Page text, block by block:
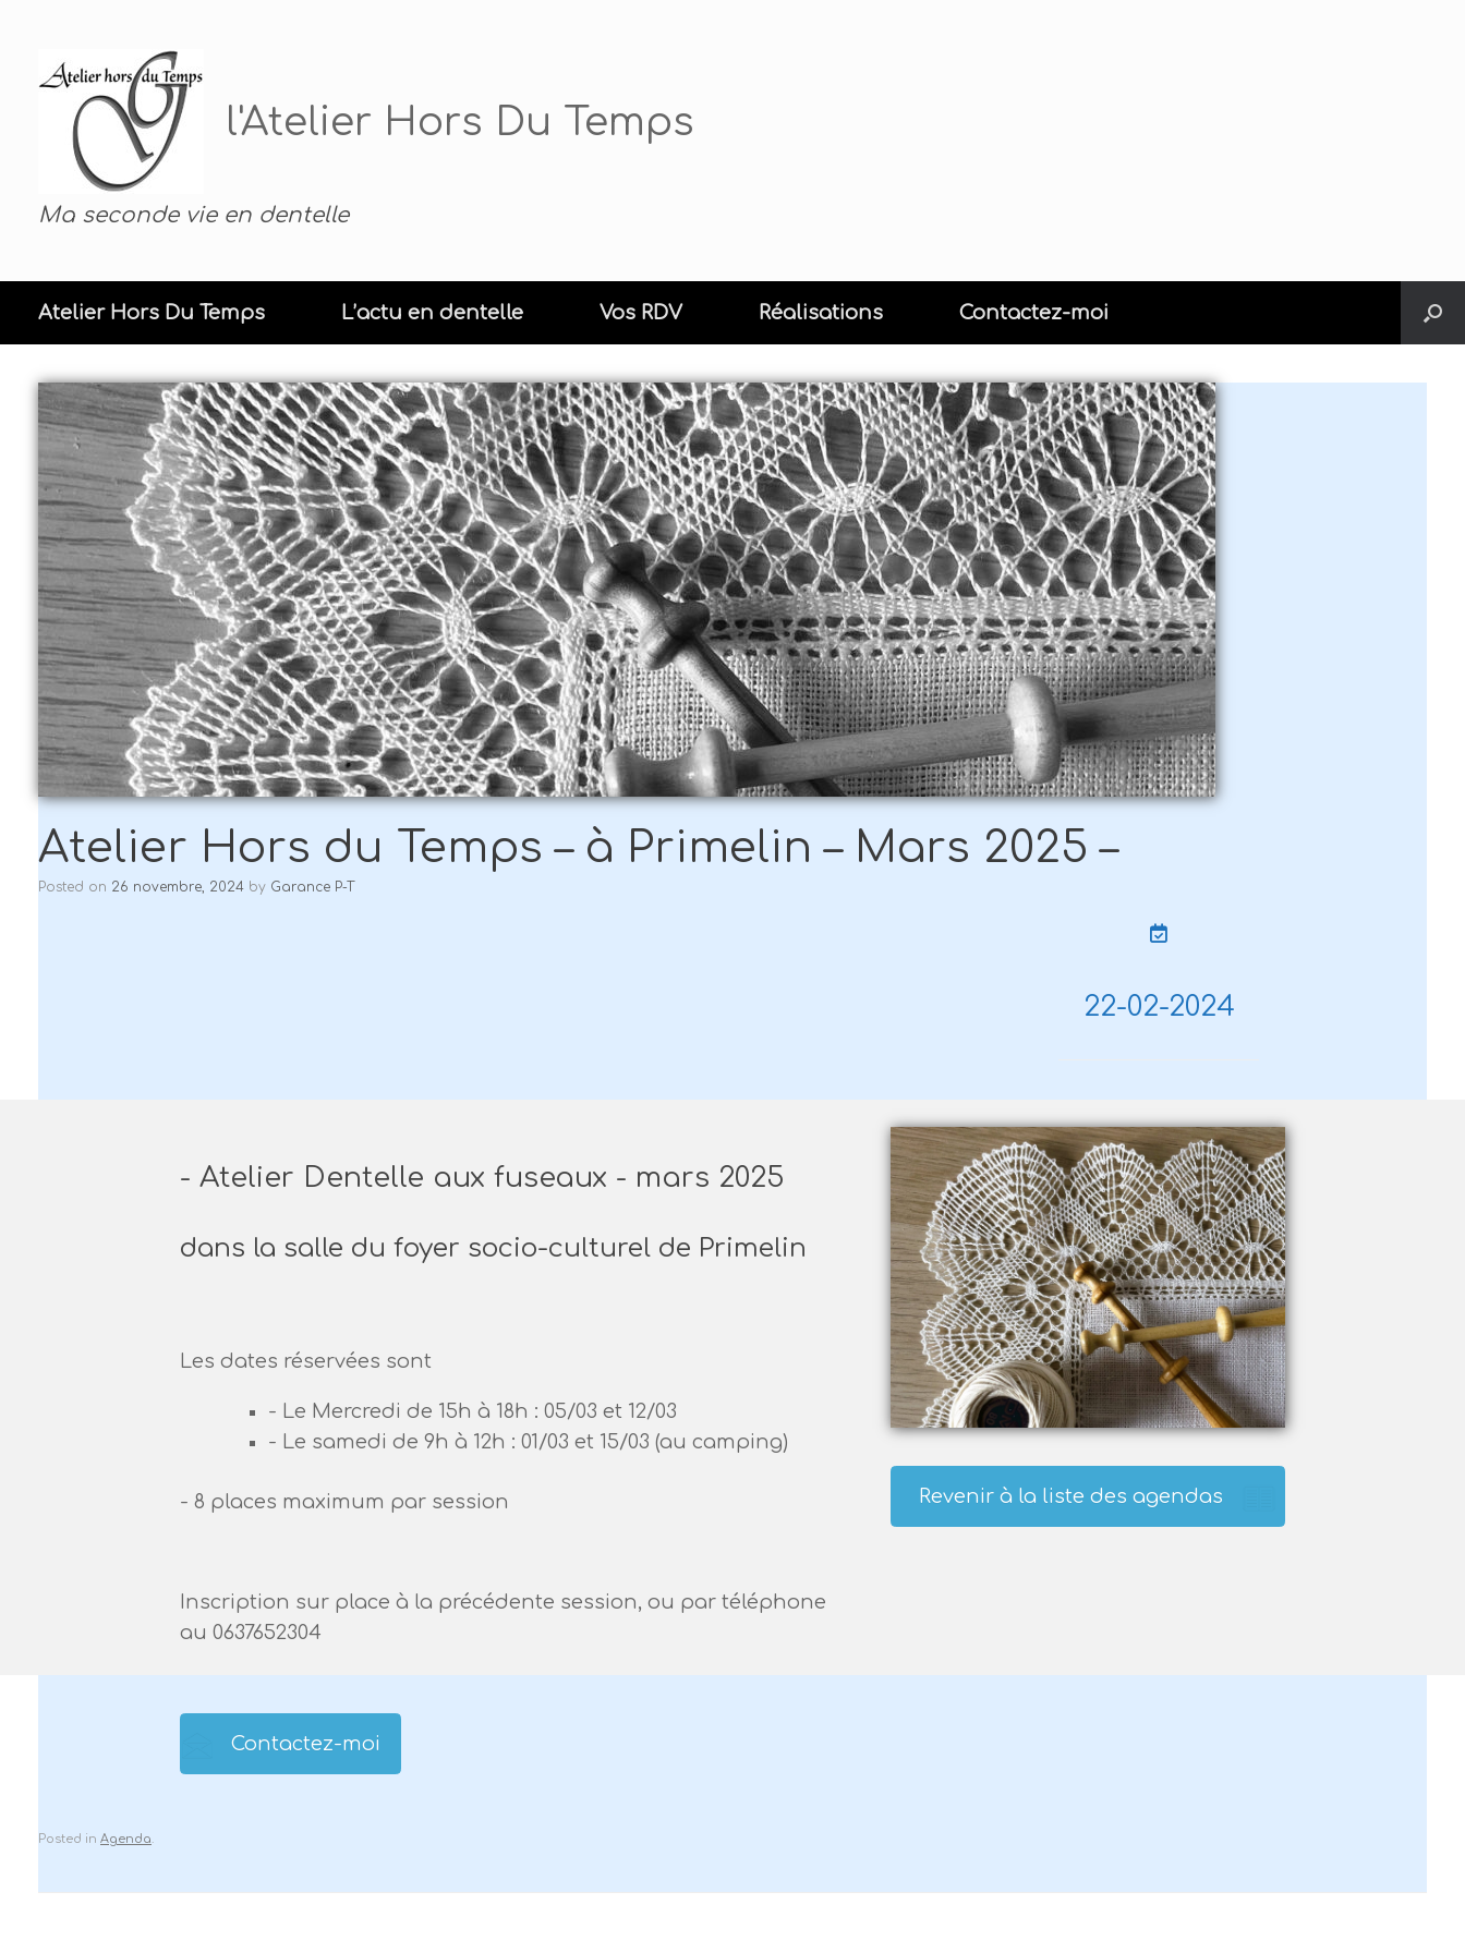
l'Atelier Hors Du Temps
Ma seconde vie en dentelle
Atelier Hors Du Temps L’actu en dentelle Vos RDV Réalisations Contactez-moi
Atelier Hors du Temps – à Primelin – Mars 2025 –
Posted on 26 novembre, 2024 by Garance P-T
22-02-2024
- Atelier Dentelle aux fuseaux - mars 2025
dans la salle du foyer socio-culturel de Primelin
Les dates réservées sont
- Le Mercredi de 15h à 18h : 05/03 et 12/03
- Le samedi de 9h à 12h : 01/03 et 15/03 (au camping)
- 8 places maximum par session
Inscription sur place à la précédente session, ou par téléphone
au 0637652304
Revenir à la liste des agendas
Contactez-moi
Posted in Agenda